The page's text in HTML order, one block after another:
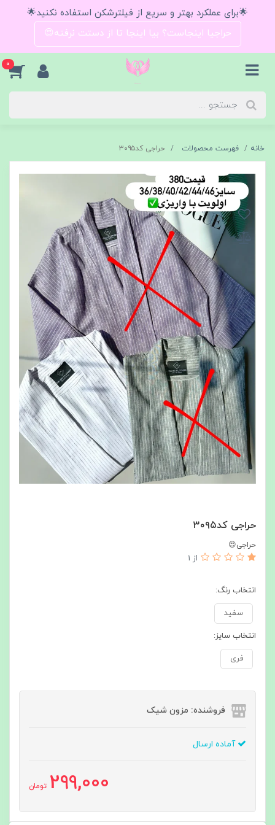
🌟برای عملکرد بهتر و سریع از فیلترشکن استفاده نکنید🌟
حراجیا اینجاست؟ بیا اینجا تا از دستت نرفته😍
0
خانه فهرست محصولات حراجی کد۳۰۹۵
حراجی کد۳۰۹۵
حراجی😍
از 1
انتخاب رنگ:
سفید
انتخاب سایز:
فری
فروشنده: مزون شیک
آماده ارسال
299,000 تومان